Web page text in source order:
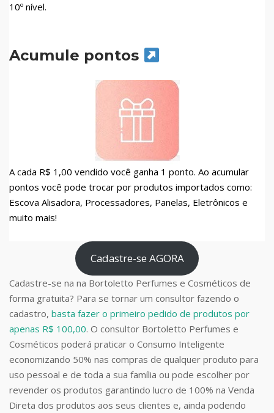
10º nível.
Acumule pontos
A cada R$ 1,00 vendido você ganha 1 ponto. Ao acumular
pontos você pode trocar por produtos importados como:
Escova Alisadora, Processadores, Panelas, Eletrônicos e
muito mais!
Cadastre-se AGORA
Cadastre-se na na Bortoletto Perfumes e Cosméticos de
forma gratuita? Para se tornar um consultor fazendo o
cadastro, basta fazer o primeiro pedido de produtos por
apenas R$ 100,00. O consultor Bortoletto Perfumes e
Cosméticos poderá praticar o Consumo Inteligente
economizando 50% nas compras de qualquer produto para
uso pessoal e de toda a sua família ou pode escolher por
revender os produtos garantindo lucro de 100% na Venda
Direta dos produtos aos seus clientes e, ainda podendo